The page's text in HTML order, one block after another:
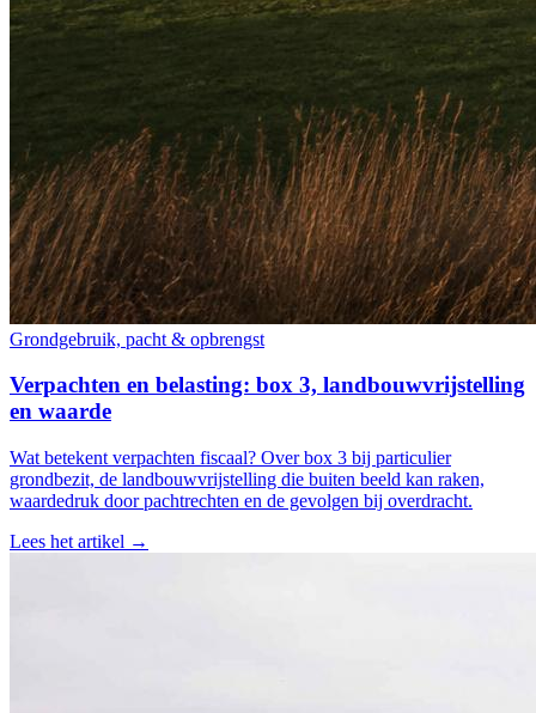
Grondgebruik, pacht & opbrengst
Verpachten en belasting: box 3, landbouwvrijstelling
en waarde
Wat betekent verpachten fiscaal? Over box 3 bij particulier
grondbezit, de landbouwvrijstelling die buiten beeld kan raken,
waardedruk door pachtrechten en de gevolgen bij overdracht.
Lees het artikel →